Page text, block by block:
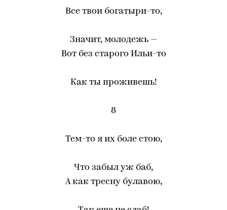
Все твои богатыри-то,
Значит, молодежь —
Вот без старого Ильи-то
Как ты проживешь!
8
Тем-то я их боле стою,
Что забыл уж баб,
А как тресну булавою,